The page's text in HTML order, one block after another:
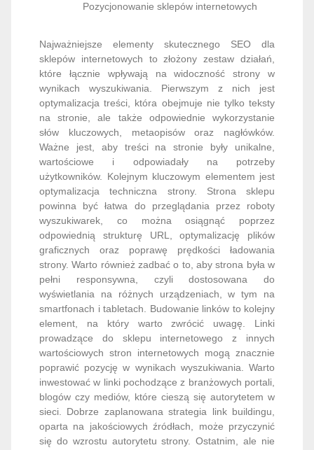
Pozycjonowanie sklepów internetowych
Najważniejsze elementy skutecznego SEO dla
sklepów internetowych to złożony zestaw działań,
które łącznie wpływają na widoczność strony w
wynikach wyszukiwania. Pierwszym z nich jest
optymalizacja treści, która obejmuje nie tylko teksty
na stronie, ale także odpowiednie wykorzystanie
słów kluczowych, metaopisów oraz nagłówków.
Ważne jest, aby treści na stronie były unikalne,
wartościowe i odpowiadały na potrzeby
użytkowników. Kolejnym kluczowym elementem jest
optymalizacja techniczna strony. Strona sklepu
powinna być łatwa do przeglądania przez roboty
wyszukiwarek, co można osiągnąć poprzez
odpowiednią strukturę URL, optymalizację plików
graficznych oraz poprawę prędkości ładowania
strony. Warto również zadbać o to, aby strona była w
pełni responsywna, czyli dostosowana do
wyświetlania na różnych urządzeniach, w tym na
smartfonach i tabletach. Budowanie linków to kolejny
element, na który warto zwrócić uwagę. Linki
prowadzące do sklepu internetowego z innych
wartościowych stron internetowych mogą znacznie
poprawić pozycję w wynikach wyszukiwania. Warto
inwestować w linki pochodzące z branżowych portali,
blogów czy mediów, które cieszą się autorytetem w
sieci. Dobrze zaplanowana strategia link buildingu,
oparta na jakościowych źródłach, może przyczynić
się do wzrostu autorytetu strony. Ostatnim, ale nie